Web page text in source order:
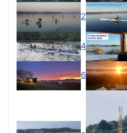
2
4
6